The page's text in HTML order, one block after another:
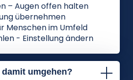
– Augen offen halten
übernehmen
Menschen im Umfeld
- Einstellung ändern
umgehen?